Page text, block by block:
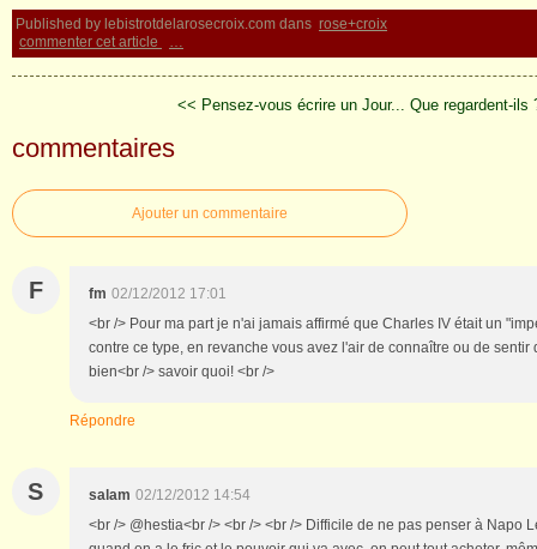
Published by lebistrotdelarosecroix.com dans rose+croix
commenter cet article
…
<< Pensez-vous écrire un Jour... Que regardent-ils
commentaires
Ajouter un commentaire
F fm 02/12/2012 17:01
<br /> Pour ma part je n'ai jamais affirmé que Charles IV était un
contre ce type, en revanche vous avez l'air de connaître ou de sentir
bien<br /> savoir quoi! <br />
Répondre
S salam 02/12/2012 14:54
<br /> @hestia<br /> <br /> <br /> Difficile de ne pas penser à Napo